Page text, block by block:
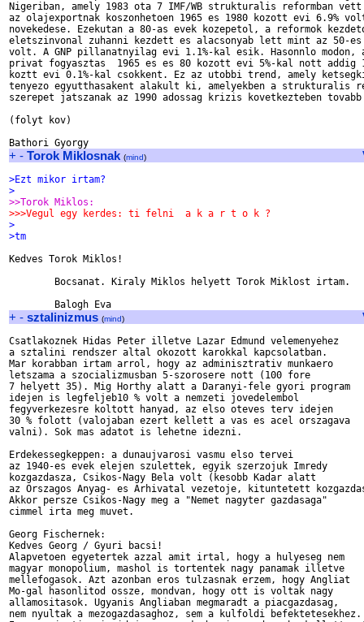
Nigeriban, amely 1983 ota 7 IMF/WB strukturalis reformban
az olajexportnak koszonhetoen 1965 es 1980 kozott evi 6.9%
novekedese. Ezekutan a 80-as evek kozepetol, a reformok
eletszinvonal zuhanni kezdett es alacsonyab lett mint az 50-es
volt. A GNP pillanatnyilag evi 1.1%-kal esik. Hasonnlo modon,
privat fogyasztas  1965 es es 80 kozott evi 5%-kal nott addig
koztt evi 0.1%-kal csokkent. Ez az utobbi trend, amely
tenyezo egyutthasakent alakult ki, amelyekben a strukturalis
szerepet jatszanak az 1990 adossag krizis kovetkezteben
(folyt kov)
+ - Torok Miklosnak (mind)
>Ezt mikor irtam?
>
>>Torok Miklos:
>>>Vegul egy kerdes: ti felni  a k a r t o k ?
>
>tm
Kedves Torok Miklos!
        Bocsanat. Kiraly Miklos helyett Torok Miklost irtam.
+ - sztalinizmus (mind)
Csatlakoznek Hidas Peter illetve Lazar Edmund velemenyehez
a sztalini rendszer altal okozott karokkal kapcsolatban.
Mar korabban irtam arrol, hogy az adminisztrativ munkaero
letszama a szocializmusban 5-szorosere nott (100 fore
7 helyett 35). Mig Horthy alatt a Daranyi-fele gyori program
idejen is legfeljeb10 % volt a nemzeti jovedelembol
fegyverkezesre koltott hanyad, az elso oteves terv idejen
30 % folott (valojaban ezert kellett a vas es acel orszagava
valni). Sok mas adatot is lehetne idezni.
Erdekessegkeppen: a dunaujvarosi vasmu elso tervei
az 1940-es evek elejen szulettek, egyik szerzojuk Imredy
kozgazdasza, Csikos-Nagy Bela volt (kesobb Kadar alatt
az Orszagos Anyag- es Arhivatal vezetoje, kituntetett
Akkor persze Csikos-Nagy meg a "Nemet nagyter gazdasaga"
cimmel irta meg muvet.
Georg Fischernek:
Kedves Georg / Gyuri bacsi!
Alapvetoen egyetertek azzal amit irtal, hogy a hulyeseg nem
magyar monopolium, mashol is tortentek nagy panamak illetve
mellefogasok. Azt azonban eros tulzasnak erzem, hogy Angliat
Mo-gal hasonlitod ossze, mondvan, hogy ott is voltak nagy
allamositasok. Ugyanis Angliaban megmaradt a piacgazdasag,
nem nyultak a mezogazdasaghoz, sem a kulfoldi befektetesekhez.